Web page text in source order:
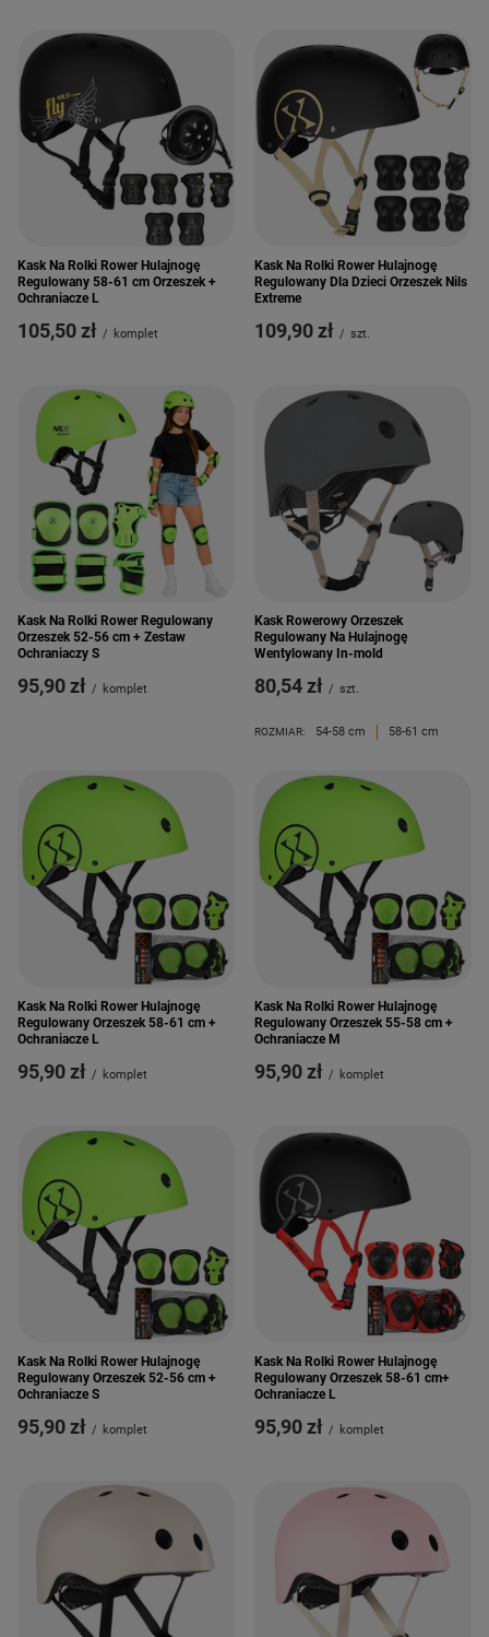
Kask Na Rolki Rower Hulajnogę
Regulowany 58-61 cm Orzeszek +
Ochraniacze L
105,50 zł / komplet
Kask Na Rolki Rower Hulajnogę
Regulowany Dla Dzieci Orzeszek Nils
Extreme
109,90 zł / szt.
Kask Na Rolki Rower Regulowany
Orzeszek 52-56 cm + Zestaw
Ochraniaczy S
95,90 zł / komplet
Kask Rowerowy Orzeszek
Regulowany Na Hulajnogę
Wentylowany In-mold
80,54 zł / szt.
ROZMIAR: 54-58 cm 58-61 cm
Kask Na Rolki Rower Hulajnogę
Regulowany Orzeszek 58-61 cm +
Ochraniacze L
95,90 zł / komplet
Kask Na Rolki Rower Hulajnogę
Regulowany Orzeszek 55-58 cm +
Ochraniacze M
95,90 zł / komplet
Kask Na Rolki Rower Hulajnogę
Regulowany Orzeszek 52-56 cm +
Ochraniacze S
95,90 zł / komplet
Kask Na Rolki Rower Hulajnogę
Regulowany Orzeszek 58-61 cm+
Ochraniacze L
95,90 zł / komplet